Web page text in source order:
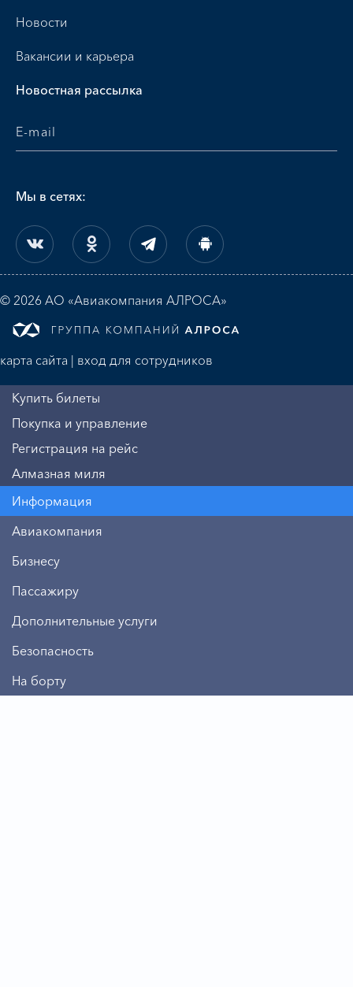
Новости
Вакансии и карьера
Новостная рассылка
Мы в сетях:
© 2026 АО «Авиакомпания АЛРОСА»
карта сайта | вход для сотрудников
Купить билеты
Покупка и управление
Регистрация на рейс
Алмазная миля
Информация
Авиакомпания
Бизнесу
Пассажиру
Дополнительные услуги
Безопасность
На борту